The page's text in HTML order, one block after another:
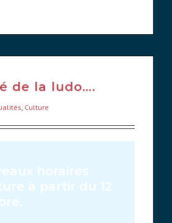
de la ludo….
, Culture
horaires
à partir du 12